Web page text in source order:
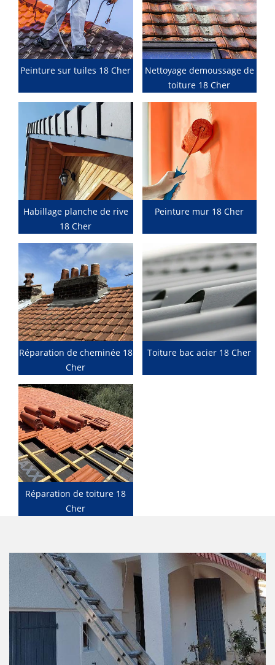
Peinture sur tuiles 18 Cher
Nettoyage demoussage de
toiture 18 Cher
Habillage planche de rive
18 Cher
Peinture mur 18 Cher
Réparation de cheminée 18
Cher
Toiture bac acier 18 Cher
Réparation de toiture 18
Cher